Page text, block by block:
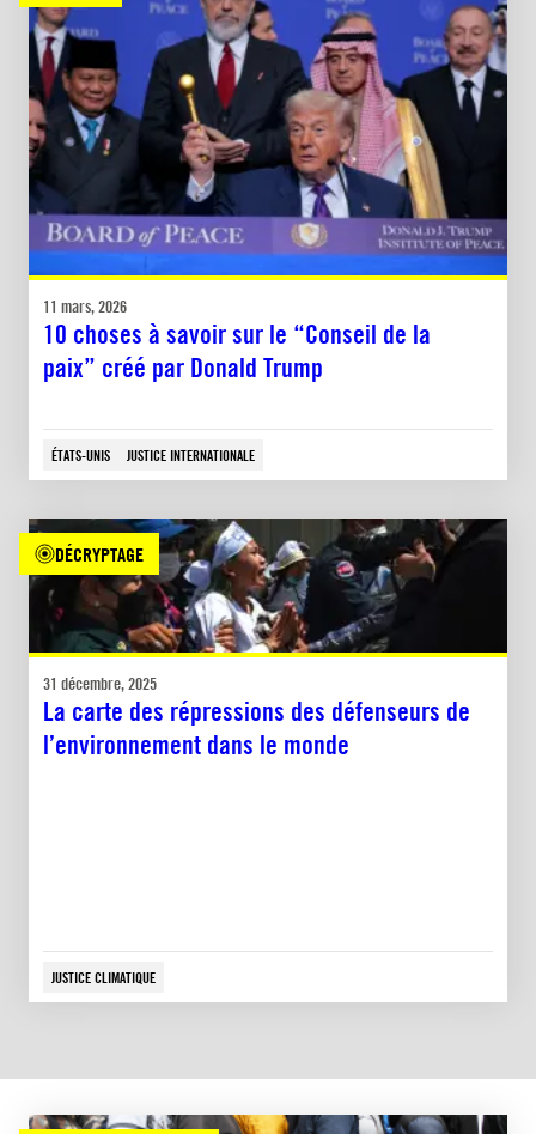
11 mars, 2026
10 choses à savoir sur le “Conseil de la
paix” créé par Donald Trump
ÉTATS-UNIS JUSTICE INTERNATIONALE
DÉCRYPTAGE
31 décembre, 2025
La carte des répressions des défenseurs de
l’environnement dans le monde
JUSTICE CLIMATIQUE